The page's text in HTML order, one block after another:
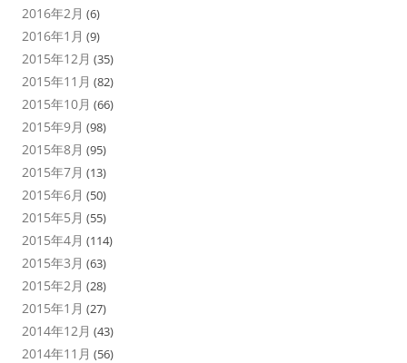
2016年2月 (6)
2016年1月 (9)
2015年12月 (35)
2015年11月 (82)
2015年10月 (66)
2015年9月 (98)
2015年8月 (95)
2015年7月 (13)
2015年6月 (50)
2015年5月 (55)
2015年4月 (114)
2015年3月 (63)
2015年2月 (28)
2015年1月 (27)
2014年12月 (43)
2014年11月 (56)